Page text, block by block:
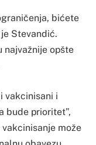
bićete
Stevandić.
najvažnije opšte
vakcinisani i
bude prioritet”,
može